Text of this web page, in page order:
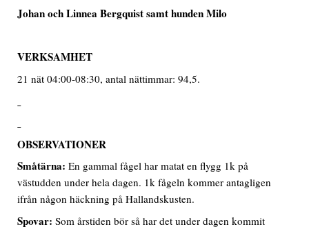
Johan och Linnea Bergquist samt hunden Milo
VERKSAMHET
21 nät 04:00-08:30, antal nättimmar: 94,5.
OBSERVATIONER
Småtärna:En gammal fågel har matat en flygg 1k på
västudden under hela dagen. 1k fågeln kommer antagligen
ifrån någon häckning på Hallandskusten.
Spovar:Som årstiden bör så har det under dagen kommit